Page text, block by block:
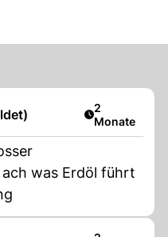
Artikel
2
Monate
was Erdöl führt